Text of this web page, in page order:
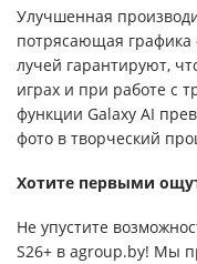
Улучшенная
потрясающая графика
лучей гарантируют,
играх и при работе с
функции Galaxy AI
фото в творческий
Хотите первыми
Не упустите
S26+ в agroup.by! Мы